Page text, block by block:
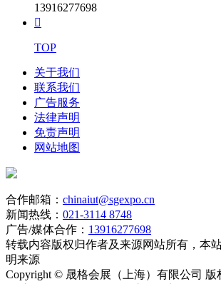
13916277698

TOP
关于我们
联系我们
广告服务
法律声明
免责声明
网站地图
合作邮箱： chinaiut@sgexpo.cn
新闻热线： 021-3114 8748
广告/媒体合作： 13916277698
转载内容版权归作者及来源网站所有，本
明来源
Copyright © 晟格会展（上海）有限公司 版